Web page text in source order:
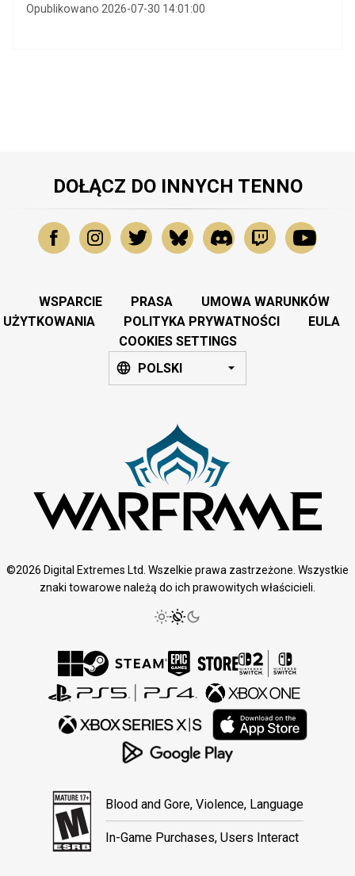
Opublikowano 2026-07-30 14:01:00
DOŁĄCZ DO INNYCH TENNO
WSPARCIE PRASA
UMOWA WARUNKÓW
UŻYTKOWANIA
POLITYKA PRYWATNOŚCI
EULA
COOKIES SETTINGS
POLSKI
©2026 Digital Extremes Ltd. Wszelkie prawa zastrzeżone. Wszystkie
znaki towarowe należą do ich prawowitych właścicieli.
Blood and Gore, Violence, Language
In-Game Purchases, Users Interact